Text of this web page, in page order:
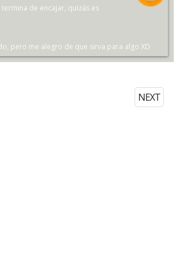
de encajar, quizás es
pero me alegro de que sirva para algo XD
NEXT